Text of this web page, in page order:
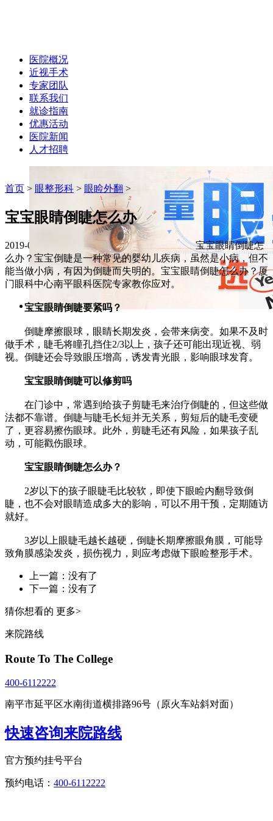
医院概况
近视手术
专家团队
联系我们
就诊指南
优惠活动
医院新闻
人才招聘
首页 > 眼整形科 > 眼睑外翻 >
宝宝眼睛倒睫怎么办
2019-08-03 作者：hxyk 字体大小:
宝宝眼睛倒睫怎
么办？宝宝倒睫是一种常见的婴幼儿疾病，虽然是小病，但不
能当做小病，有因为倒睫而失明的。宝宝眼睛倒睫怎么办？厦
门眼科中心南平眼科医院专家教你应对。
宝宝眼睛倒睫要紧吗？
倒睫摩擦眼球，眼睛长期发炎，会带来病变。如果不及时
做手术，睫毛将瞳孔挡住2/3以上，孩子还可能出现近视、弱
视。倒睫还会导致眼压增高，诱发青光眼，影响眼球发育。
宝宝眼睛倒睫可以修剪吗
在门诊中，常遇到给孩子剪睫毛来治疗倒睫的，但这些做
法都不靠谱。倒睫与睫毛长短并无关系，剪短后的睫毛变硬
了，更容易擦伤眼球。此外，剪睫毛还有风险，如果孩子乱
动，可能戳伤眼球。
宝宝眼睛倒睫怎么办？
2岁以下的孩子眼睫毛比较软，即使下眼睑内翻导致倒
睫，也不会对眼睛造成多大的影响，可以不用干预，定期随访
就好。
3岁以上眼睫毛越长越硬，倒睫长期摩擦眼角膜，可能导
致角膜感染发炎，损伤视力，则应考虑做下眼睑整形手术。
上一篇：没有了
下一篇：没有了
猜你想看的 更多>
来院路线
Route To The College
400-6112222
南平市延平区水南街道横排路96号（原火车站斜对面）
快速咨询来院路线
官方预约挂号平台
预约电话： 400-6112222